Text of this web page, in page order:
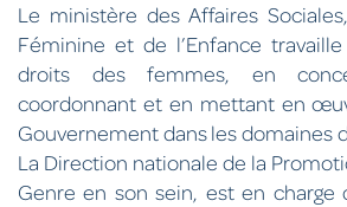
Le ministère des Affaires
Féminine et de l’Enfance
droits des femmes, en
coordonnant et en mettant en
Gouvernement dans les domaines
La Direction nationale de la
Genre en son sein, est en charge